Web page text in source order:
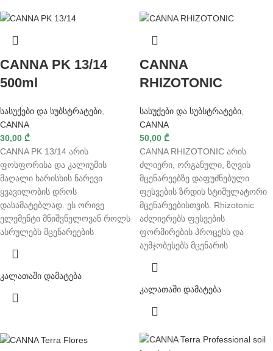
CANNA PK 13/14
500ml
სასუქები და სუბსტრატები
CANNA
30,00 ₾
CANNA PK 13/14 არის
ფოსფორისა და კალიუმის
მაღალი ხარისხის ნარევი
ყვავილობის დროს
დასამატებლად. ეს ორივე
ელემენტი მნიშვნელოვან როლს
ასრულებს მცენარეების
კალათაში დამატება
CANNA
RHIZOTONIC
სასუქები და სუბსტრატები
CANNA
50,00 ₾
CANNA RHIZOTONIC არის
ძლიერი, ორგანული, ზღვის
მცენარეებზე დაფუძნებული
ფესვების ზრდის სტიმულატორი
მცენარეებისთვის. Rhizotonic
აძლიერებს ფესვების
ფორმირების პროცესს და
აუმჯობესებს მცენარის
კალათაში დამატება